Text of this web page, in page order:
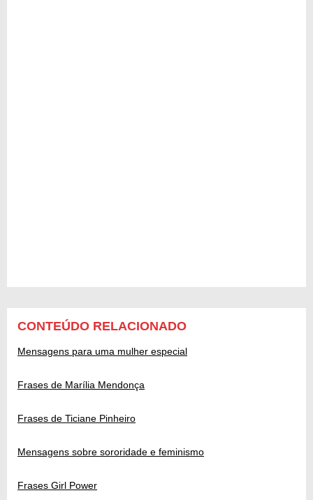
CONTEÚDO RELACIONADO
Mensagens para uma mulher especial
Frases de Marília Mendonça
Frases de Ticiane Pinheiro
Mensagens sobre sororidade e feminismo
Frases Girl Power